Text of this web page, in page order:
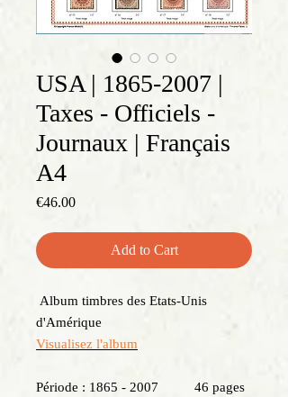
USA | 1865-2007 |
Taxes - Officiels -
Journaux | Français
A4
€46.00Price
Add to Cart
Album timbres des Etats-Unis
d'Amérique
Visualisez l'album
Période : 1865 - 2007 46 pages